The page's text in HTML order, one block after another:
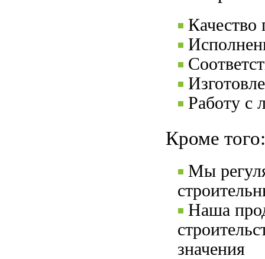
Качество
Работу с
Кроме того:
Мы
Наша
значения